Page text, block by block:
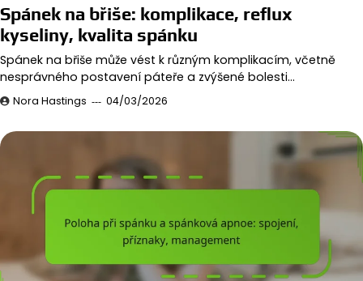
Spánek na břiše: komplikace, reflux
kyseliny, kvalita spánku
Spánek na břiše může vést k různým komplikacím, včetně
nesprávného postavení páteře a zvýšené bolesti…
Nora Hastings 04/03/2026